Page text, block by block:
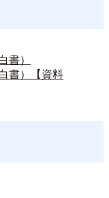
書）
書）【資料